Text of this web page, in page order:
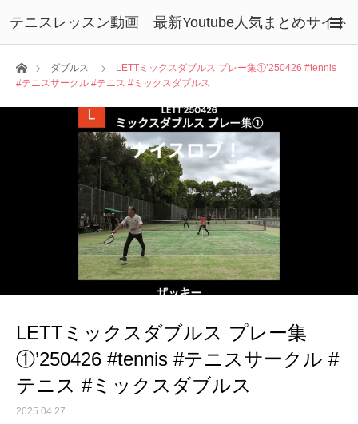
テニスレッスン動画 最新Youtube人気まとめサイト
ホームダブルス
LETTミックスダブルス プレー集①’250426 #tennis
#テニスサークル #テニス #ミックスダブルス
LETTミックスダブルス プレー集
①’250426 #tennis #テニスサークル #
テニス #ミックスダブルス
2025.04.27